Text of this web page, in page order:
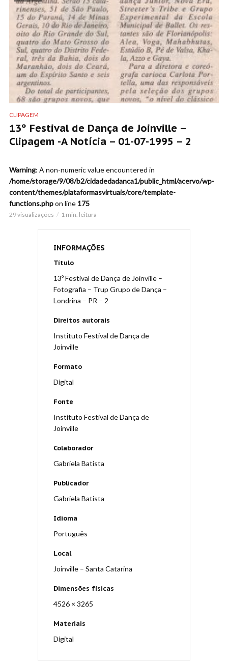
CLIPAGEM
13º Festival de Dança de Joinville –
Clipagem -A Notícia – 01-07-1995 – 2
Warning: A non-numeric value encountered in
/home/storage/9/08/b2/cidadedadanca1/public_html/acervo/wp-
content/themes/plataformasvirtuais/core/template-
functions.phpon line 175
29 visualizações 1 min. leitura
INFORMAÇÕES
Título
13º Festival de Dança de Joinville –
Fotografia – Trup Grupo de Dança –
Londrina – PR – 2
Direitos autorais
Instituto Festival de Dança de
Joinville
Formato
Digital
Fonte
Instituto Festival de Dança de
Joinville
Colaborador
Gabriela Batista
Publicador
Gabriela Batista
Idioma
Português
Local
Joinville – Santa Catarina
Dimensões físicas
4526 × 3265
Materiais
Digital